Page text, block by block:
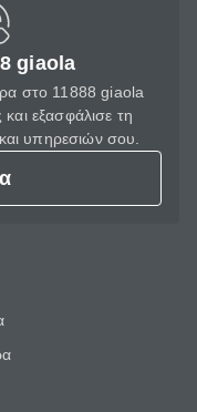
giaola
στο 11888 giaola
εξασφάλισε τη
υπηρεσιών σου.